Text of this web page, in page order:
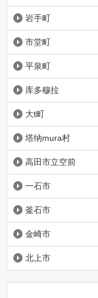
岩手町
市堂町
平泉町
库多穆拉
大t町
塔纳mura村
高田市立空前
一石市
釜石市
金崎市
北上市